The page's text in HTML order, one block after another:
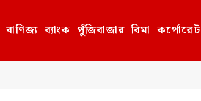
বাণিজ্য ব্যাংক পুঁজিবাজার বিমা কর্পোরেট